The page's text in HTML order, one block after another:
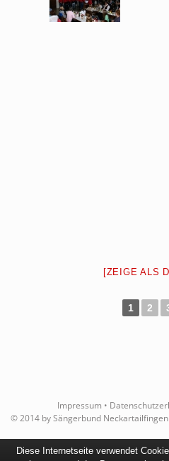
[ZEIGE ALS
1 2
Impressum •
© 2014 by Sängerbund Neckartailfingen
Diese Internetseite verwendet